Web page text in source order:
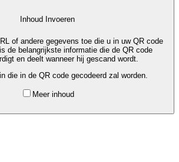
Inhoud Invoeren
of andere gegevens toe die u in uw QR code
de belangrijkste informatie die de QR code
en deelt wanneer hij gescand wordt.
die in de QR code gecodeerd zal worden.
Meer inhoud